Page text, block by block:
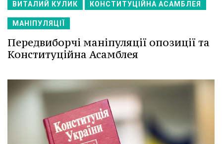
ВИТАЛИЙ КУЛИК КОНСТИТУЦІЙНА АСАМБЛЕЯ
МАНІПУЛЯЦІЇ
Передвиборчі маніпуляції опозиції та
Конституційна Асамблея